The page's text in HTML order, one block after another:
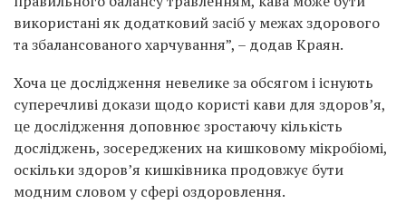
використані як додатковий засіб у межах здорового
та збалансованого харчування”, – додав Краян.
Хоча це дослідження невелике за обсягом і існують
суперечливі докази щодо користі кави для здоров’я,
це дослідження доповнює зростаючу кількість
досліджень, зосереджених на кишковому мікробіомі,
оскільки здоров’я кишківника продовжує бути
модним словом у сфері оздоровлення.